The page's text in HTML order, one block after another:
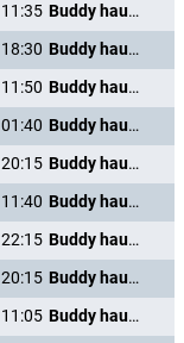
11:35
Buddy haut den Lukas
18:30
Buddy haut den Lukas
11:50
Buddy haut den Lukas
01:40
Buddy haut den Lukas
20:15
Buddy haut den Lukas
11:40
Buddy haut den Lukas
22:15
Buddy haut den Lukas
20:15
Buddy haut den Lukas
11:05
Buddy haut den Lukas